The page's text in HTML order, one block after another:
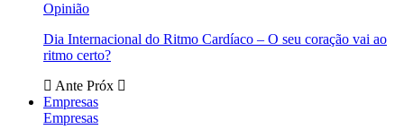
Opinião
Dia Internacional do Ritmo Cardíaco – O seu coração vai ao
ritmo certo?
Ante Próx
Empresas
Empresas